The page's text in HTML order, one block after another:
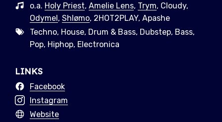
o.a. Holy Priest, Amelie Lens, Trym, Cloudy,
Odymel, Shlømo, 2HOT2PLAY, Apashe
Techno, House, Drum & Bass, Dubstep, Bass,
Pop, Hiphop, Electronica
LINKS
Facebook
Instagram
Website